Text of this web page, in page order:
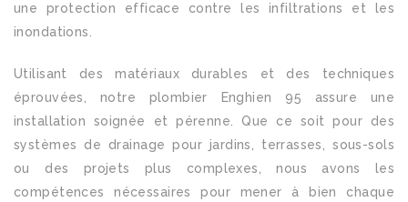
une protection efficace contre les infiltrations et les
inondations.
Utilisant des matériaux durables et des techniques
éprouvées, notre plombier Enghien 95 assure une
installation soignée et pérenne. Que ce soit pour des
systèmes de drainage pour jardins, terrasses, sous-sols
ou des projets plus complexes, nous avons les
compétences nécessaires pour mener à bien chaque